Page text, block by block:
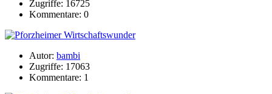
Zugriffe: 16725
Kommentare: 0
Autor: bambi
Zugriffe: 17063
Kommentare: 1